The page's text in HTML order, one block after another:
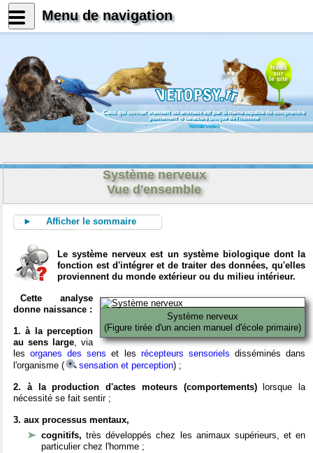
News
sur
le site
Celui qui connait vraiment les animaux est par là même capable de comprendre
pleinement le caractère unique de l'homme
Konrad Lorenz
Système nerveux
Vue d'ensemble
► Afficher le sommaire
Le système nerveux est un système biologique dont la
fonction est d'intégrer et de traiter des données, qu'elles
proviennent du monde extérieur ou du milieu intérieur.
Système nerveux
(Figure tirée d'un ancien manuel d'école primaire)
Cette analyse
donne naissance :
1. à la perception
au sens large, via
lesorganes des sens et les récepteurs sensoriels disséminés dans
l'organisme (
sensation et perception) ;
2. à la production d'actes moteurs (comportements)lorsque la
nécessité se fait sentir ;
3. aux processus mentaux,
cognitifs,très développés chez les animaux supérieurs, et en
particulier chez l'homme ;
Menu de navigation